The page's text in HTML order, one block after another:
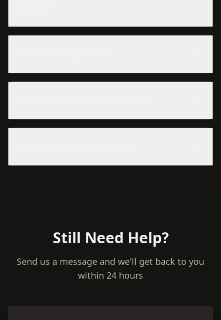
Still Need Help?
Send us a message and we'll get back to you
within 24 hours